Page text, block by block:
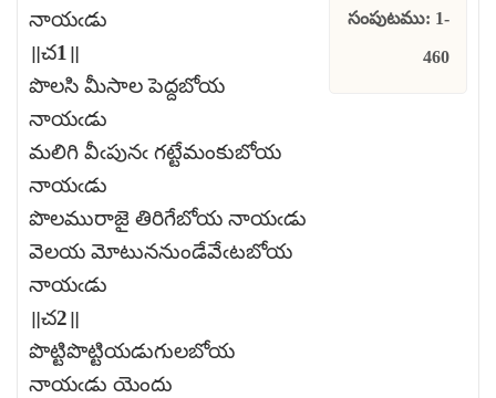
నాయఁడు
॥చ1॥
పొలసి మీసాల పెద్దబోయ
నాయఁడు
మలిగి వీఁపునఁ గట్టేమంకుబోయ
నాయఁడు
పొలమురాజై తిరిగేబోయ నాయఁడు
వెలయ మోటుననుండేవేఁటబోయ
నాయఁడు
॥చ2॥
పొట్టిపొట్టియడుగులబోయ
నాయఁడు యెందు
సంపుటము: 1-
460